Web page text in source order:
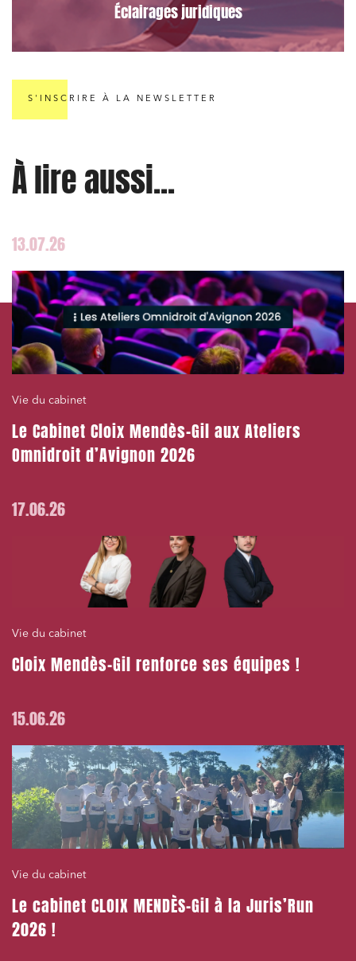
Éclairages juridiques
S'INSCRIRE À LA NEWSLETTER
À lire aussi...
13.07.26
Vie du cabinet
Le Cabinet Cloix Mendès-Gil aux Ateliers
Omnidroit d’Avignon 2026
17.06.26
Vie du cabinet
Cloix Mendès-Gil renforce ses équipes !
15.06.26
Vie du cabinet
Le cabinet CLOIX MENDÈS-Gil à la Juris’Run
2026 !
Immobilier et habitat
Entreprises du numérique
Règlement des litiges
Relations sociales et droit du travail
Environnement
Urbanisme et aménagement
Banque finance et assurance
Droit des sociétés et Fusions-Acquisitions
J'ai lu et j'accepte la